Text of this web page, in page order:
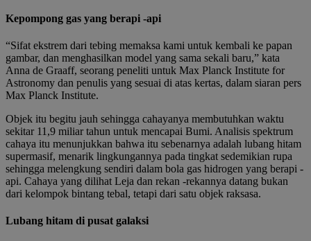
Kepompong gas yang berapi -api
“Sifat ekstrem dari tebing memaksa kami untuk kembali ke papan
gambar, dan menghasilkan model yang sama sekali baru,” kata
Anna de Graaff, seorang peneliti untuk Max Planck Institute for
Astronomy dan penulis yang sesuai di atas kertas, dalam siaran pers
Max Planck Institute.
Objek itu begitu jauh sehingga cahayanya membutuhkan waktu
sekitar 11,9 miliar tahun untuk mencapai Bumi. Analisis spektrum
cahaya itu menunjukkan bahwa itu sebenarnya adalah lubang hitam
supermasif, menarik lingkungannya pada tingkat sedemikian rupa
sehingga melengkung sendiri dalam bola gas hidrogen yang berapi -
api. Cahaya yang dilihat Leja dan rekan -rekannya datang bukan
dari kelompok bintang tebal, tetapi dari satu objek raksasa.
Lubang hitam di pusat galaksi